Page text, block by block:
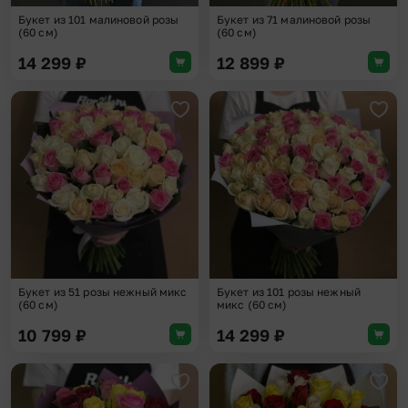
Букет из 101 малиновой розы
(60 см)
14 299 ₽
Букет из 71 малиновой розы
(60 см)
12 899 ₽
Добавить в избранное
Букет из 51 розы нежный микс
(60 см)
10 799 ₽
Букет из 101 розы нежный
микс (60 см)
14 299 ₽
Добавить в избранное